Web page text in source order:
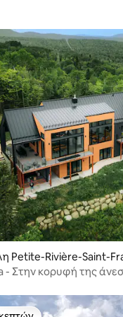
Petite-Rivière-Saint-
- Στην κορυφή της